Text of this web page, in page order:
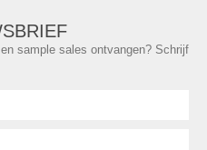
sample sales ontvangen? Schrijf